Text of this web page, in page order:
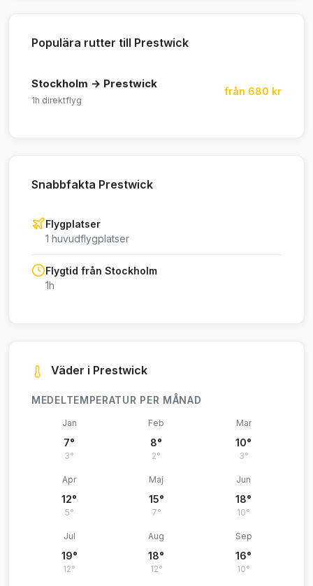
Populära rutter till Prestwick
Stockholm → Prestwick
1h direktflyg
från 680 kr
Snabbfakta Prestwick
Flygplatser
1 huvudflygplatser
Flygtid från Stockholm
1h
Väder i Prestwick
MEDELTEMPERATUR PER MÅNAD
Jan
7°
3°
Feb
8°
2°
Mar
10°
3°
Apr
12°
5°
Maj
15°
7°
Jun
18°
10°
Jul
19°
12°
Aug
18°
12°
Sep
16°
10°